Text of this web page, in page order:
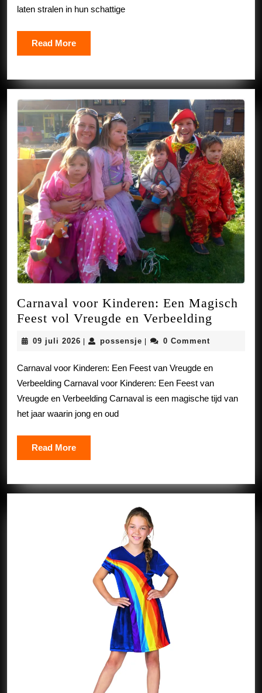
laten stralen in hun schattige
Read MoreRead
More
Carnaval voor Kinderen: Een Magisch
Feest vol Vreugde en Verbeelding
Een
Magisch
Feest
09 juli 2026 09
2026
possensje possensje
0 Comment
Carnaval voor Kinderen: Een Feest van Vreugde en
Verbeelding Carnaval voor Kinderen: Een Feest van
Vreugde en Verbeelding Carnaval is een magische tijd van
het jaar waarin jong en oud
Read MoreRead
More